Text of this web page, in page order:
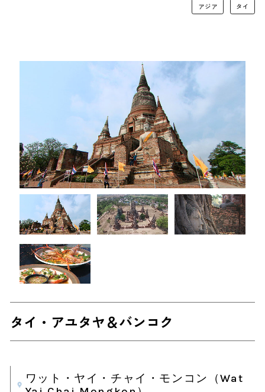
アジア タイ
タイ・アユタヤ＆バンコク
ワット・ヤイ・チャイ・モンコン（Wat